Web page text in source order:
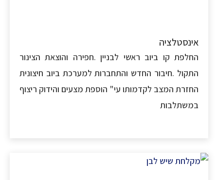
קו ביוב ראשי לבניין .חפירה והוצאת הצינור
.חיבור החדש והתחברות למערכת ביוב חיצונית
המצב לקדמותו עי" הוספת מצעים והידוק ריצוף